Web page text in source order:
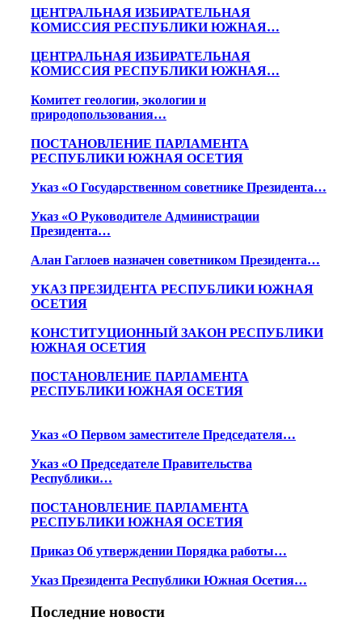
ЦЕНТРАЛЬНАЯ ИЗБИРАТЕЛЬНАЯ
КОМИССИЯ РЕСПУБЛИКИ ЮЖНАЯ…
ЦЕНТРАЛЬНАЯ ИЗБИРАТЕЛЬНАЯ
КОМИССИЯ РЕСПУБЛИКИ ЮЖНАЯ…
Комитет геологии, экологии и
природопользования…
ПОСТАНОВЛЕНИЕ ПАРЛАМЕНТА
РЕСПУБЛИКИ ЮЖНАЯ ОСЕТИЯ
Указ «О Государственном советнике Президента…
Указ «О Руководителе Администрации
Президента…
Алан Гаглоев назначен советником Президента…
УКАЗ ПРЕЗИДЕНТА РЕСПУБЛИКИ ЮЖНАЯ
ОСЕТИЯ
КОНСТИТУЦИОННЫЙ ЗАКОН РЕСПУБЛИКИ
ЮЖНАЯ ОСЕТИЯ
ПОСТАНОВЛЕНИЕ ПАРЛАМЕНТА
РЕСПУБЛИКИ ЮЖНАЯ ОСЕТИЯ
Указ «О Первом заместителе Председателя…
Указ «О Председателе Правительства
Республики…
ПОСТАНОВЛЕНИЕ ПАРЛАМЕНТА
РЕСПУБЛИКИ ЮЖНАЯ ОСЕТИЯ
Приказ Об утверждении Порядка работы…
Указ Президента Республики Южная Осетия…
Последние новости